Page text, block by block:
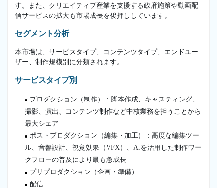
す。また、クリエイティブ産業を支援する政府施策や動画配
信サービスの拡大も市場成長を後押ししています。
セグメント分析
本市場は、サービスタイプ、コンテンツタイプ、エンドユー
ザー、制作規模別に分類されます。
サービスタイプ別
プロダクション（制作）：脚本作成、キャスティング、
撮影、演出、コンテンツ制作など中核業務を担うことから
最大シェア
ポストプロダクション（編集・加工）：高度な編集ツー
ル、音響設計、視覚効果（VFX）、AIを活用した制作ワー
クフローの普及により最も急成長
プリプロダクション（企画・準備）
配信